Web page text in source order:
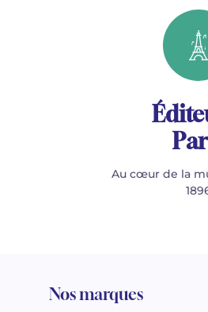
Au cœur de la
Nos marques